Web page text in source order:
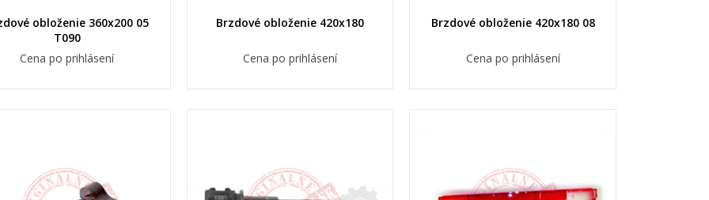
obloženie 360x200 05
T090
Cena po prihlásení
Brzdové obloženie 420x180
Cena po prihlásení
Brzdové obloženie 420x180 08
Cena po prihlásení